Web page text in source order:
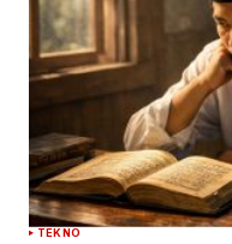
TEKNO